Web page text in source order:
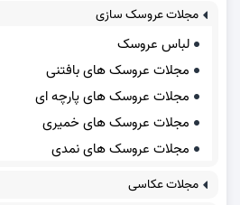
مجلات عروسک سازی
لباس عروسک
مجلات عروسک های بافتنی
مجلات عروسک های پارچه ای
مجلات عروسک های خمیری
مجلات عروسک های نمدی
مجلات عکاسی